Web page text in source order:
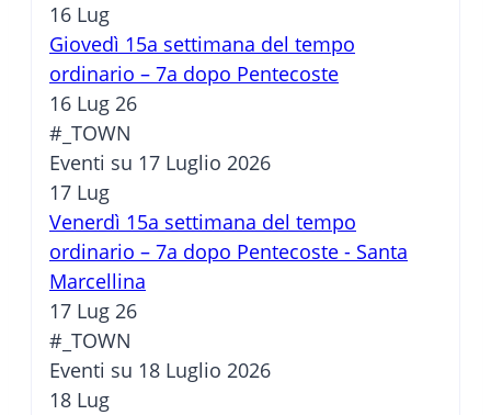
16 Lug
Giovedì 15a settimana del tempo
ordinario – 7a dopo Pentecoste
16 Lug 26
#_TOWN
Eventi su 17 Luglio 2026
17 Lug
Venerdì 15a settimana del tempo
ordinario – 7a dopo Pentecoste - Santa
Marcellina
17 Lug 26
#_TOWN
Eventi su 18 Luglio 2026
18 Lug